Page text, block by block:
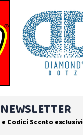
Codici Sconto esclusivi